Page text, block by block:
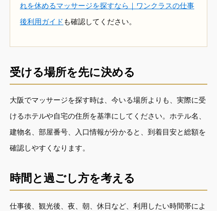
れを休めるマッサージを探すなら｜ワンクラスの仕事
後利用ガイド も確認してください。
受ける場所を先に決める
大阪でマッサージを探す時は、今いる場所よりも、実際に受
けるホテルや自宅の住所を基準にしてください。ホテル名、
建物名、部屋番号、入口情報が分かると、到着目安と総額を
確認しやすくなります。
時間と過ごし方を考える
仕事後、観光後、夜、朝、休日など、利用したい時間帯によ